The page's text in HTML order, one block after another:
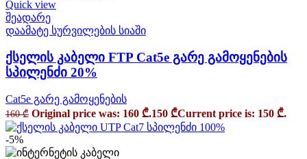
Quick view
შეადარე
დაამატე სურვილების სიაში
ქსელის კაბელი FTP Cat5e გარე გამოყენების
სპილენძი 20%
Cat5e გარე გამოყენების
160₾ Original price was: 160 ₾.150 ₾Current price is: 150 ₾.
-5%